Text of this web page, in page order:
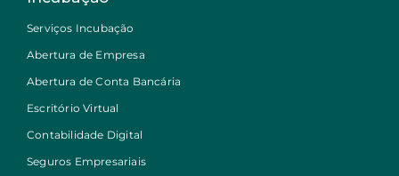
Serviços Incubação
Abertura de Empresa
Abertura de Conta Bancária
Escritório Virtual
Contabilidade Digital
Seguros Empresariais